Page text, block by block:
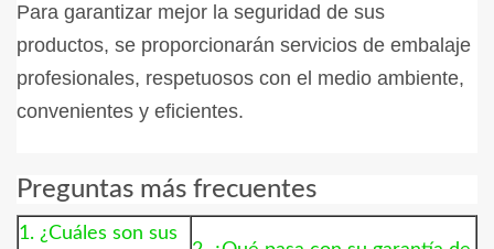
Para garantizar mejor la seguridad de sus
productos, se proporcionarán servicios de embalaje
profesionales, respetuosos con el medio ambiente,
convenientes y eficientes.
Preguntas más frecuentes
1. ¿Cuáles son sus